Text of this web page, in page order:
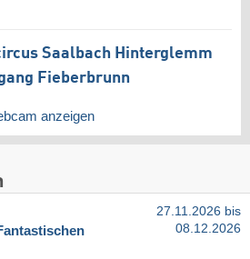
Saalbach Hinterglemm
Fieberbrunn
anzeigen
27.11.2026 bis
08.12.2026